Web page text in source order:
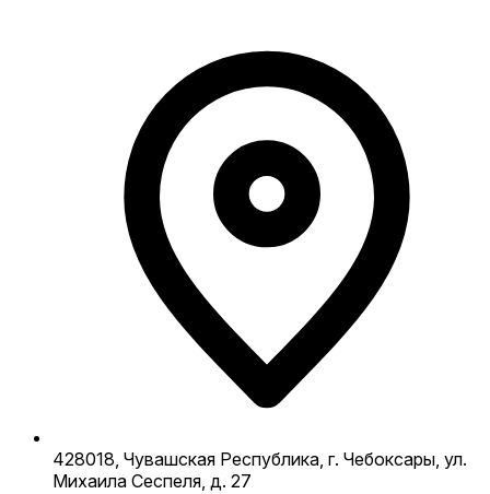
428018, Чувашская Республика, г. Чебоксары, ул.
Михаила Сеспеля, д. 27